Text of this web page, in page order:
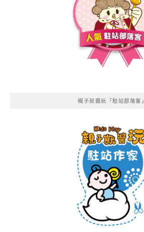
親子就醬玩「駐站部落客」